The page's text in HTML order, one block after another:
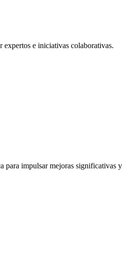
expertos e iniciativas colaborativas.
para impulsar mejoras significativas